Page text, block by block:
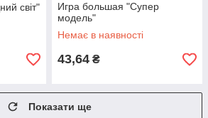
світ"
Игра большая "Супер
модель"
Немає в наявності
43,64 ₴
Показати ще